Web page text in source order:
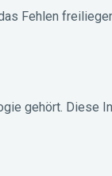
Fehlen
gehört. Diese